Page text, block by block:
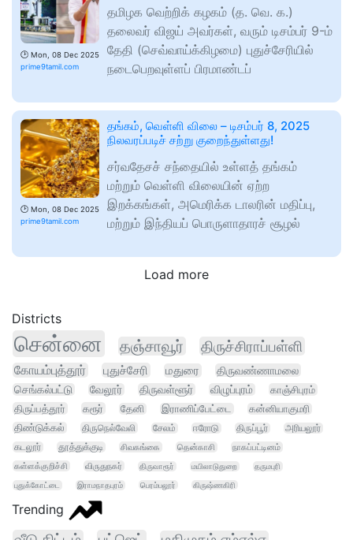
🕑 Mon, 08 Dec 2025
prime9tamil.com
தமிழக வெற்றிக் கழகம் (த. வெ. க.)
தலைவர் விஜய் அவர்கள், வரும் டிசம்பர் 9-ம்
தேதி (செவ்வாய்க்கிழமை) புதுச்சேரியில்
நடைபெறவுள்ளப் பிரமாண்டப்
🕑 Mon, 08 Dec 2025
prime9tamil.com
தங்கம், வெள்ளி விலை – டிசம்பர் 8, 2025
நிலவரப்படிச் சற்று குறைந்துள்ளது!
சர்வதேசச் சந்தையில் உள்ளத் தங்கம்
மற்றும் வெள்ளி விலையின் ஏற்ற
இறக்கங்கள், அமெரிக்க டாலரின் மதிப்பு,
மற்றும் இந்தியப் பொருளாதாரச் சூழல்
Load more
Districts
சென்னை தஞ்சாவூர் திருச்சிராப்பள்ளி
கோயம்புத்தூர் புதுச்சேரி மதுரை திருவண்ணாமலை
செங்கல்பட்டு வேலூர் திருவள்ளூர் விழுப்புரம்
காஞ்சிபுரம்
திருப்பத்தூர்
கரூர் தேனி இராணிப்பேட்டை
கன்னியாகுமரி
திண்டுக்கல்
திருநெல்வேலி சேலம் ஈரோடு திருப்பூர்
அரியலூர்
கடலூர்
தூத்துக்குடி சிவகங்கை தென்காசி
நாகப்பட்டினம்
கள்ளக்குறிச்சி
விருதுநகர் திருவாரூர் மயிலாடுதுறை
தருமபுரி
புதுக்கோட்டை
இராமநாதபுரம் பெரம்பலூர் கிருஷ்ணகிரி
Trending